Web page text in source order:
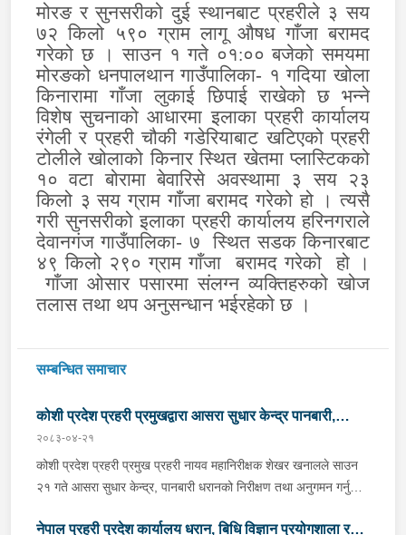
मोरङ र सुनसरीको दुई स्थानबाट प्रहरीले ३ सय
७२ किलो ५९० ग्राम लागू औषध गाँजा बरामद
गरेको छ । साउन १ गते ०१:०० बजेको समयमा
मोरङको धनपालथान गाउँपालिका- १ गदिया खोला
किनारामा गाँजा लुकाई छिपाई राखेको छ भन्ने
विशेष सुचनाको आधारमा इलाका प्रहरी कार्यालय
रंगेली र प्रहरी चौकी गडेरियाबाट खटिएको प्रहरी
टोलीले खोलाको किनार स्थित खेतमा प्लास्टिकको
१० वटा बोरामा बेवारिसे अवस्थामा ३ सय २३
किलो ३ सय ग्राम गाँजा बरामद गरेको हो । त्यसै
गरी सुनसरीको इलाका प्रहरी कार्यालय हरिनगराले
देवानगंज गाउँपालिका- ७
स्थित सडक किनारबाट
४९ किलो २९० ग्राम गाँजा
बरामद गरेको
हो ।
गाँजा ओसार पसारमा संलग्न व्यक्तिहरुको खोज
तलास तथा थप अनुसन्धान भईरहेको छ ।
सम्बन्धित समाचार
कोशी प्रदेश प्रहरी प्रमुखद्वारा आसरा सुधार केन्द्र पानबारी,
धरानको निरीक्षण
२०८३-०४-२१
कोशी प्रदेश प्रहरी प्रमुख प्रहरी नायव महानिरीक्षक शेखर खनालले साउन
२१ गते आसरा सुधार केन्द्र, पानबारी धरानको निरीक्षण तथा अनुगमन गर्नुको
निर्देशनको क्रममा वँहाले मानवीय, मर्यादित, सम्मानजनक र सहानुभूतिपूर्ण
नेपाल प्रहरी प्रदेश कार्यालय धरान, बिधि विज्ञान प्रयोगशाला र